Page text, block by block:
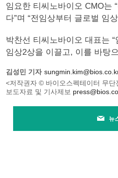
임요한 티씨노바이오 CMO는
다”며 “전임상부터 글로벌 임
박찬선 티씨노바이오 대표는
임상2상을 이끌고, 이를 바탕
김성민 기자
<저작권자 © 바이오스펙테이터 무
보도자료 및 기사제보
뉴